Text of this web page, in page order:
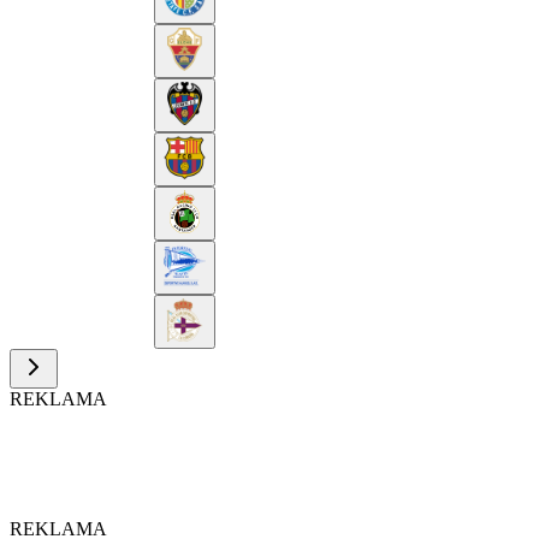
REKLAMA
REKLAMA